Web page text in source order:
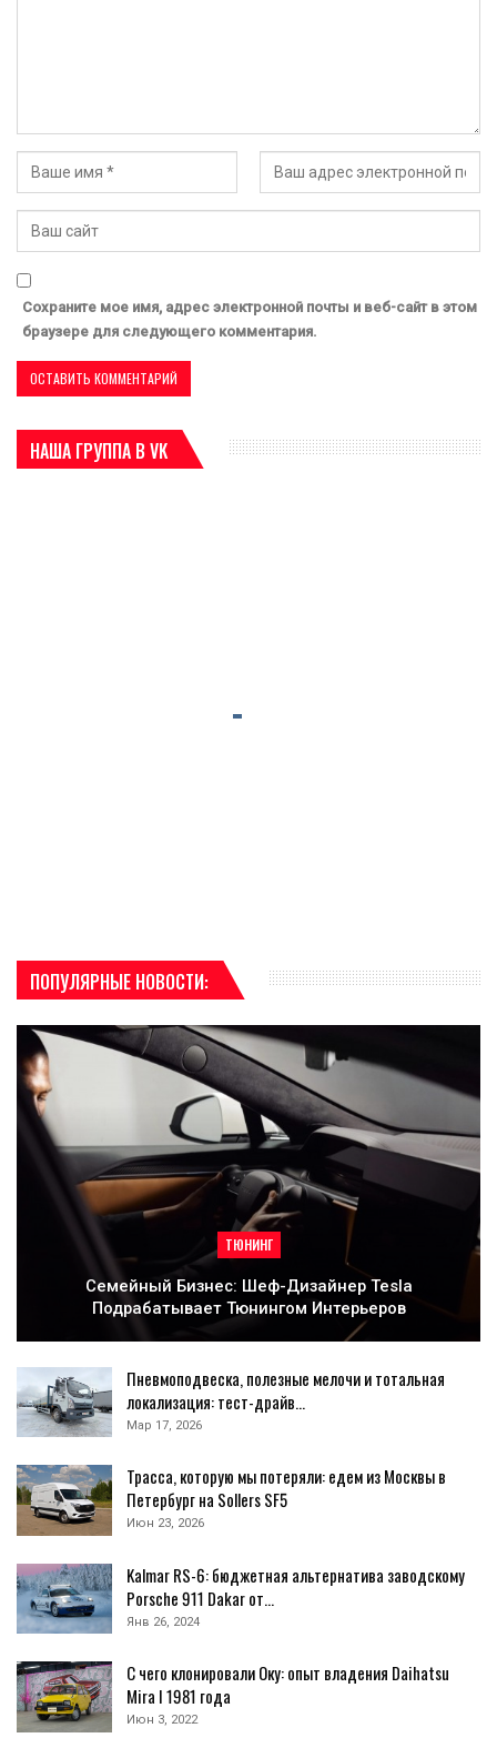
Сохраните мое имя, адрес электронной почты и веб-сайт в этом
браузере для следующего комментария.
НАША ГРУППА В VK
ПОПУЛЯРНЫЕ НОВОСТИ:
ТЮНИНГ
Семейный Бизнес: Шеф-Дизайнер Tesla
Подрабатывает Тюнингом Интерьеров
Пневмоподвеска, полезные мелочи и тотальная
локализация: тест-драйв…
Мар 17, 2026
Трасса, которую мы потеряли: едем из Москвы в
Петербург на Sollers SF5
Июн 23, 2026
Kalmar RS-6: бюджетная альтернатива заводскому
Porsche 911 Dakar от…
Янв 26, 2024
С чего клонировали Оку: опыт владения Daihatsu
Mira I 1981 года
Июн 3, 2022